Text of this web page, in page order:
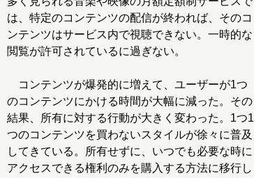
は、特定のコンテンツの配信が終われば、そのコ
ンテンツはサービス内で視聴できない。一時的な
閲覧が許可されているに過ぎない。
コンテンツが爆発的に増えて、ユーザーが1つ
のコンテンツにかける時間が大幅に減った。その
結果、所有に対する行動が大きく変わった。1つ1
つのコンテンツを買わないスタイルが徐々に普及
してきている。所有せずに、いつでも必要な時に
アクセスできる権利のみを購入する方法に移行し